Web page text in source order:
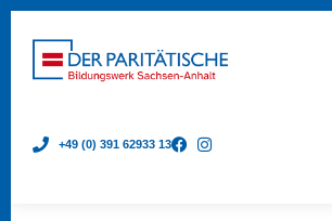
+49 (0) 391 62933 13